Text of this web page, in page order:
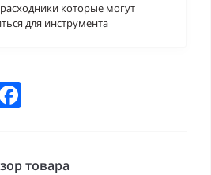
которые могут
для инструмента
товара